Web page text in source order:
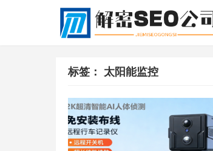
标签： 太阳能监控